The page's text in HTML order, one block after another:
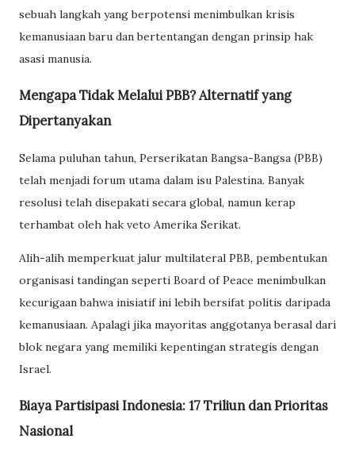
sebuah langkah yang berpotensi menimbulkan krisis
kemanusiaan baru dan bertentangan dengan prinsip hak
asasi manusia.
Mengapa Tidak Melalui PBB? Alternatif yang
Dipertanyakan
Selama puluhan tahun, Perserikatan Bangsa-Bangsa (PBB)
telah menjadi forum utama dalam isu Palestina. Banyak
resolusi telah disepakati secara global, namun kerap
terhambat oleh hak veto Amerika Serikat.
Alih-alih memperkuat jalur multilateral PBB, pembentukan
organisasi tandingan seperti Board of Peace menimbulkan
kecurigaan bahwa inisiatif ini lebih bersifat politis daripada
kemanusiaan. Apalagi jika mayoritas anggotanya berasal dari
blok negara yang memiliki kepentingan strategis dengan
Israel.
Biaya Partisipasi Indonesia: 17 Triliun dan Prioritas
Nasional